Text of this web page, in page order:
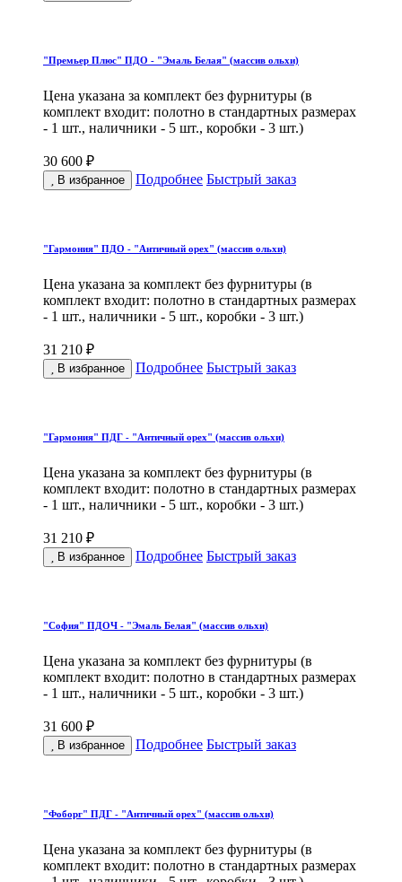
"Премьер Плюс" ПДО - "Эмаль Белая" (массив ольхи)
Цена указана за комплект без фурнитуры (в
комплект входит: полотно в стандартных размерах
- 1 шт., наличники - 5 шт., коробки - 3 шт.)
30 600 ₽
В избранное Подробнее Быстрый заказ
"Гармония" ПДО - "Античный орех" (массив ольхи)
Цена указана за комплект без фурнитуры (в
комплект входит: полотно в стандартных размерах
- 1 шт., наличники - 5 шт., коробки - 3 шт.)
31 210 ₽
В избранное Подробнее Быстрый заказ
"Гармония" ПДГ - "Античный орех" (массив ольхи)
Цена указана за комплект без фурнитуры (в
комплект входит: полотно в стандартных размерах
- 1 шт., наличники - 5 шт., коробки - 3 шт.)
31 210 ₽
В избранное Подробнее Быстрый заказ
"София" ПДОЧ - "Эмаль Белая" (массив ольхи)
Цена указана за комплект без фурнитуры (в
комплект входит: полотно в стандартных размерах
- 1 шт., наличники - 5 шт., коробки - 3 шт.)
31 600 ₽
В избранное Подробнее Быстрый заказ
"Фоборг" ПДГ - "Античный орех" (массив ольхи)
Цена указана за комплект без фурнитуры (в
комплект входит: полотно в стандартных размерах